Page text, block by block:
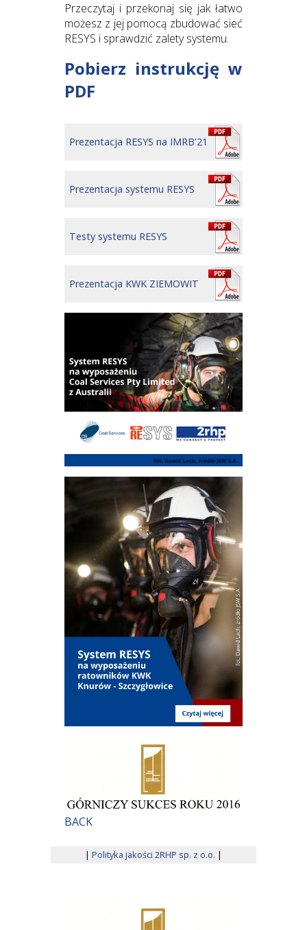
Przeczytaj i przekonaj się jak łatwo
możesz z jej pomocą zbudować sieć
RESYS i sprawdzić zalety systemu.
Pobierz instrukcję w
PDF
Prezentacja RESYS na IMRB'21
Prezentacja systemu RESYS
Testy systemu RESYS
Prezentacja KWK ZIEMOWIT
BACK
| Polityka jakości 2RHP sp. z o.o. |